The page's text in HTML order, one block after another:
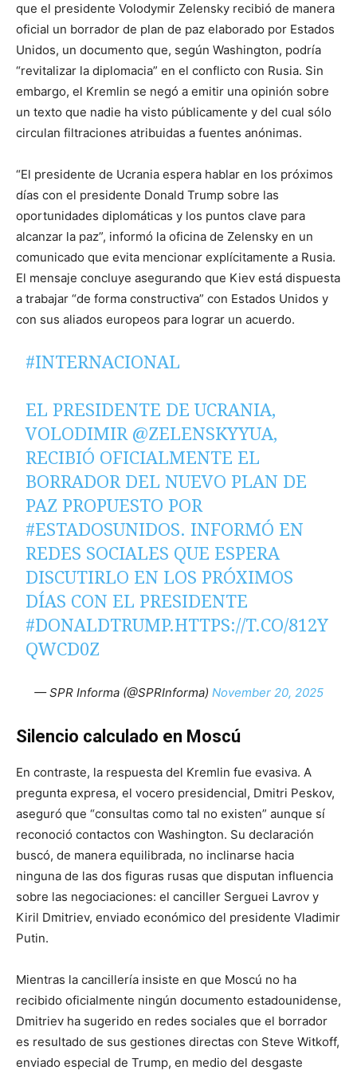
que el presidente Volodymir Zelensky recibió de manera
oficial un borrador de plan de paz elaborado por Estados
Unidos, un documento que, según Washington, podría
“revitalizar la diplomacia” en el conflicto con Rusia. Sin
embargo, el Kremlin se negó a emitir una opinión sobre
un texto que nadie ha visto públicamente y del cual sólo
circulan filtraciones atribuidas a fuentes anónimas.
“El presidente de Ucrania espera hablar en los próximos
días con el presidente Donald Trump sobre las
oportunidades diplomáticas y los puntos clave para
alcanzar la paz”, informó la oficina de Zelensky en un
comunicado que evita mencionar explícitamente a Rusia.
El mensaje concluye asegurando que Kiev está dispuesta
a trabajar “de forma constructiva” con Estados Unidos y
con sus aliados europeos para lograr un acuerdo.
#INTERNACIONAL
EL PRESIDENTE DE UCRANIA,
VOLODIMIR @ZELENSKYYUA,
RECIBIÓ OFICIALMENTE EL
BORRADOR DEL NUEVO PLAN DE
PAZ PROPUESTO POR
#ESTADOSUNIDOS. INFORMÓ EN
REDES SOCIALES QUE ESPERA
DISCUTIRLO EN LOS PRÓXIMOS
DÍAS CON EL PRESIDENTE
#DONALDTRUMP.HTTPS://T.CO/812Y
QWCD0Z
— SPR Informa (@SPRInforma) November 20, 2025
Silencio calculado en Moscú
En contraste, la respuesta del Kremlin fue evasiva. A
pregunta expresa, el vocero presidencial, Dmitri Peskov,
aseguró que “consultas como tal no existen” aunque sí
reconoció contactos con Washington. Su declaración
buscó, de manera equilibrada, no inclinarse hacia
ninguna de las dos figuras rusas que disputan influencia
sobre las negociaciones: el canciller Serguei Lavrov y
Kiril Dmitriev, enviado económico del presidente Vladimir
Putin.
Mientras la cancillería insiste en que Moscú no ha
recibido oficialmente ningún documento estadounidense,
Dmitriev ha sugerido en redes sociales que el borrador
es resultado de sus gestiones directas con Steve Witkoff,
enviado especial de Trump, en medio del desgaste